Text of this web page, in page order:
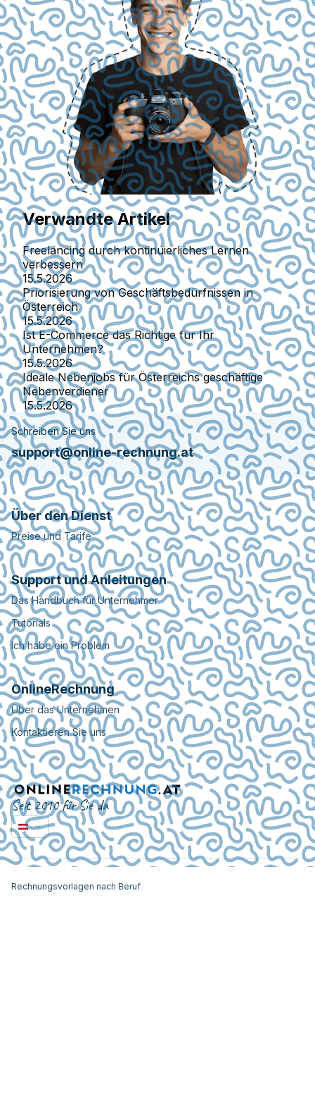
Verwandte Artikel
Freelancing durch kontinuierliches Lernen
verbessern
15.5.2026
Priorisierung von Geschäftsbedürfnissen in
Österreich
15.5.2026
Ist E-Commerce das Richtige für Ihr
Unternehmen?
15.5.2026
Ideale Nebenjobs für Österreichs geschäftige
Nebenverdiener
15.5.2026
Schreiben Sie uns
support@online-rechnung.at
Über den Dienst
Preise und Tarife
Support und Anleitungen
Das Handbuch für Unternehmer
Tutorials
Ich habe ein Problem
OnlineRechnung
Über das Unternehmen
Kontaktieren Sie uns
Seit 2010 für Sie da
Rechnungsvorlagen nach Beruf